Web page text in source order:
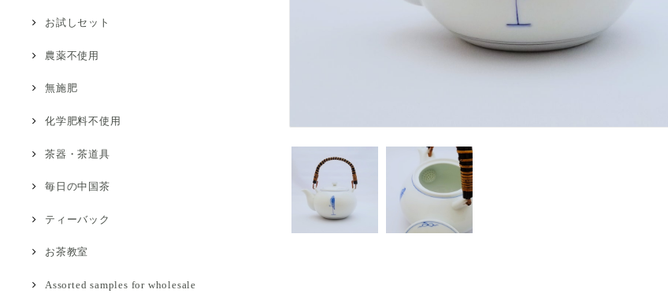
お試しセット
農薬不使用
無施肥
化学肥料不使用
茶器・茶道具
毎日の中国茶
ティーバック
お茶教室
Assorted samples for wholesale